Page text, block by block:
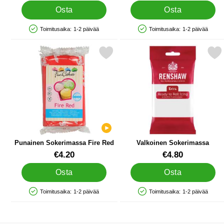
Osta
Saatavuus: Varastossa
Toimitusaika: 1-2 päivää
Osta
Saatavuus: Varastossa
Toimitusaika: 1-2 päivää
Punainen Sokerimassa Fire Red
Tuote.nro 10630€4.20
Osta
Saatavuus: Varastossa
Toimitusaika: 1-2 päivää
Merkitse punainen Sokerimassa Fire Red suosikiksi
Valkoinen Sokerimassa
Tuote.nro 10560€4.80
Osta
Saatavuus: Varastossa
Toimitusaika: 1-2 päivää
Merkitse valkoinen